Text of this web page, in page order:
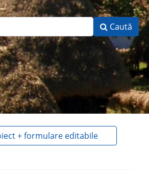
Caută
+ formulare editabile